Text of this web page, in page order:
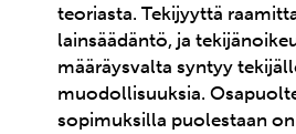
teoriasta. Tekijyyttä
lainsäädäntö, ja
määräysvalta syntyy
muodollisuuksia.
sopimuksilla puolestaan